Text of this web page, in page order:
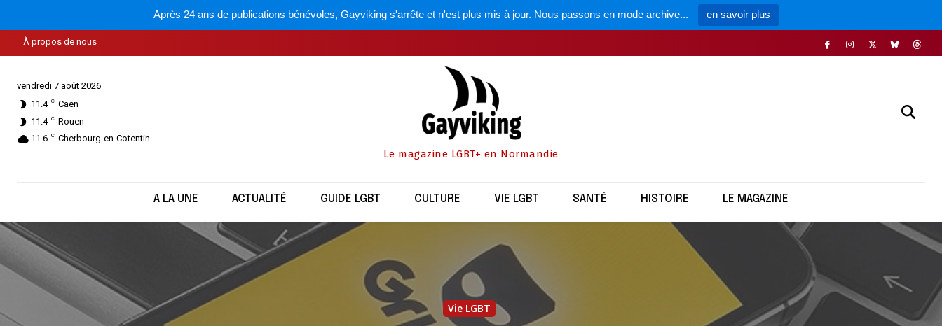
Après 24 ans de publications bénévoles, Gayviking s'arrête et n'est plus mis à jour. Nous passons en mode archive... en savoir plus
À propos de nous
vendredi 7 août 2026
11.4 C Caen
11.4 C Rouen
11.6 C Cherbourg-en-Cotentin
Le magazine LGBT+ en Normandie
A LA UNE ACTUALITÉ GUIDE LGBT CULTURE VIE LGBT SANTÉ HISTOIRE LE MAGAZINE
Vie LGBT